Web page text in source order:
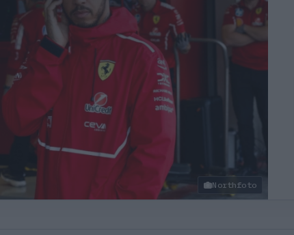
Northfoto